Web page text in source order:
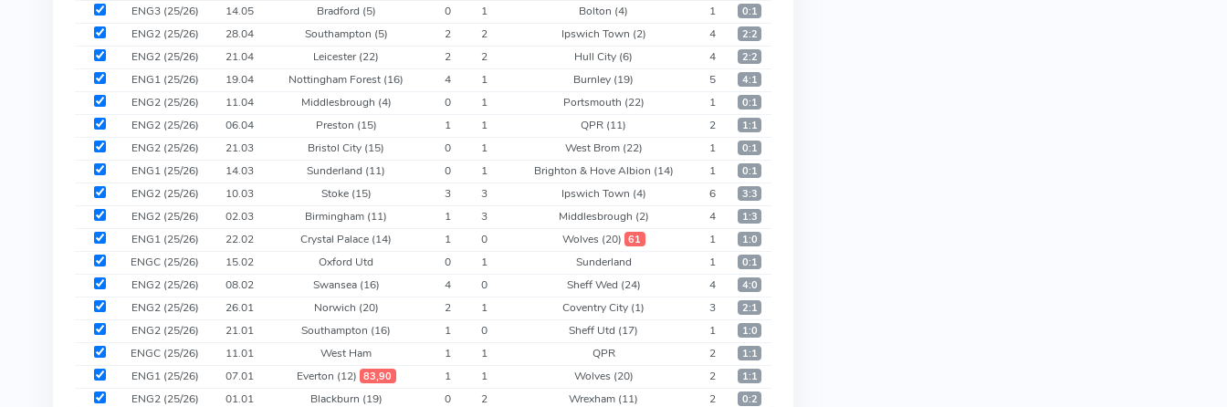
ENG3 (25/26) 14.05 Bradford (5) 0 1 Bolton (4) 1 0:1
ENG2 (25/26) 28.04 Southampton (5) 2 2 Ipswich Town (2) 4 2:2
ENG2 (25/26) 21.04 Leicester(22) 2 2 Hull City (6) 4 2:2
ENG1 (25/26) 19.04 Nottingham Forest (16) 4 1 Burnley (19) 5 4:1
ENG2 (25/26) 11.04 Middlesbrough (4) 0 1 Portsmouth (22) 1 0:1
ENG2 (25/26) 06.04 Preston (15) 1 1 QPR (11) 2 1:1
ENG2 (25/26) 21.03 Bristol City (15) 0 1 West Brom (22) 1 0:1
ENG1 (25/26) 14.03 Sunderland (11) 0 1 Brighton & Hove Albion (14) 1 0:1
ENG2 (25/26) 10.03 Stoke (15) 3 3 Ipswich Town (4) 6 3:3
ENG2 (25/26) 02.03 Birmingham (11) 1 3 Middlesbrough (2) 4 1:3
ENG1 (25/26) 22.02 Crystal Palace (14) 1 0 Wolves (20) 61 1 1:0
ENGC (25/26) 15.02 Oxford Utd 0 1 Sunderland 1 0:1
ENG2 (25/26) 08.02 Swansea (16) 4 0 Sheff Wed (24) 4 4:0
ENG2 (25/26) 26.01 Norwich (20) 2 1 Coventry City (1) 3 2:1
ENG2 (25/26) 21.01 Southampton (16) 1 0 Sheff Utd (17) 1 1:0
ENGC (25/26) 11.01 West Ham 1 1 QPR 2 1:1
ENG1 (25/26) 07.01 Everton (12) 83,90 1 1 Wolves (20) 2 1:1
ENG2 (25/26) 01.01 Blackburn (19) 0 2 Wrexham (11) 2 0:2